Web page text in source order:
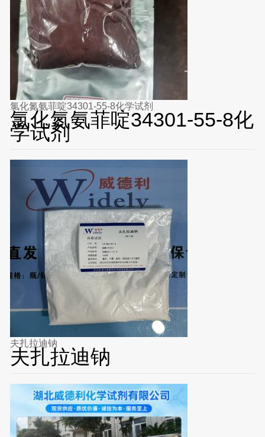
氯化氮氨菲啶34301-55-8化学试剂
氯化氮氨菲啶34301-55-8化
学试剂
夫扎拉迪钠
夫扎拉迪钠